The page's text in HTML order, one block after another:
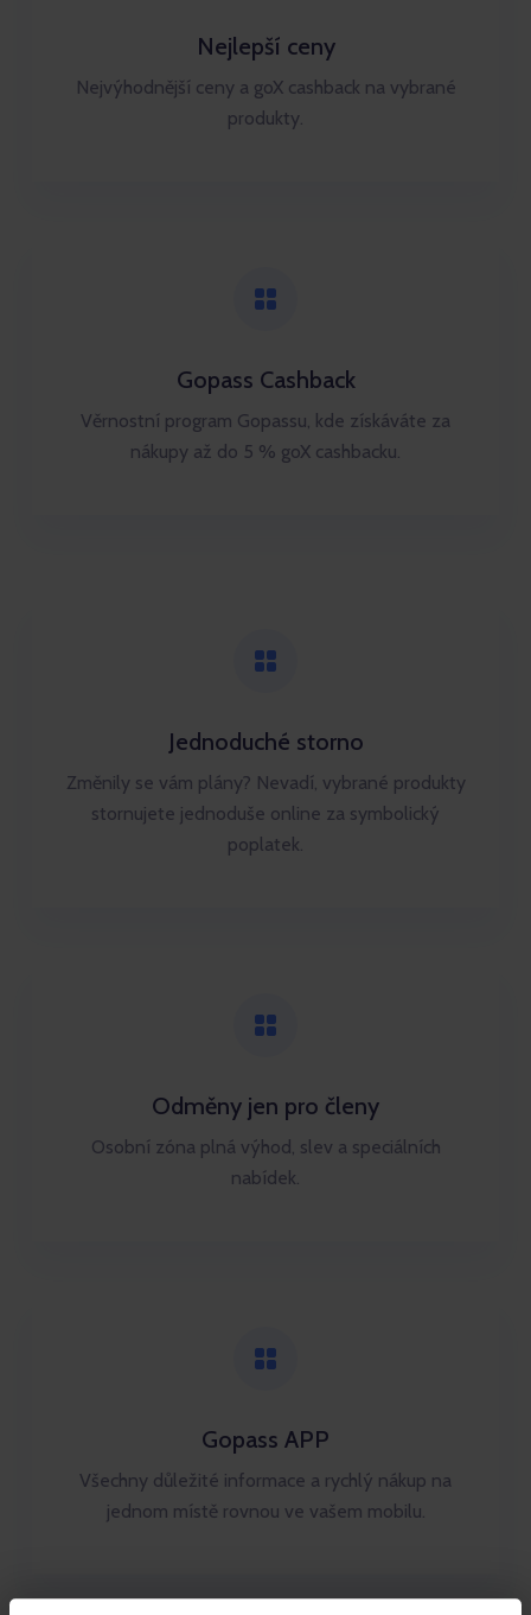
Nejlepší ceny
Nejvýhodnější ceny a goX cashback na vybrané
produkty.
Gopass Cashback
Věrnostní program Gopassu, kde získáváte za
nákupy až do 5 % goX cashbacku.
Jednoduché storno
Změnily se vám plány? Nevadí, vybrané produkty
stornujete jednoduše online za symbolický
poplatek.
Odměny jen pro členy
Osobní zóna plná výhod, slev a speciálních
nabídek.
Gopass APP
Všechny důležité informace a rychlý nákup na
jednom místě rovnou ve vašem mobilu.